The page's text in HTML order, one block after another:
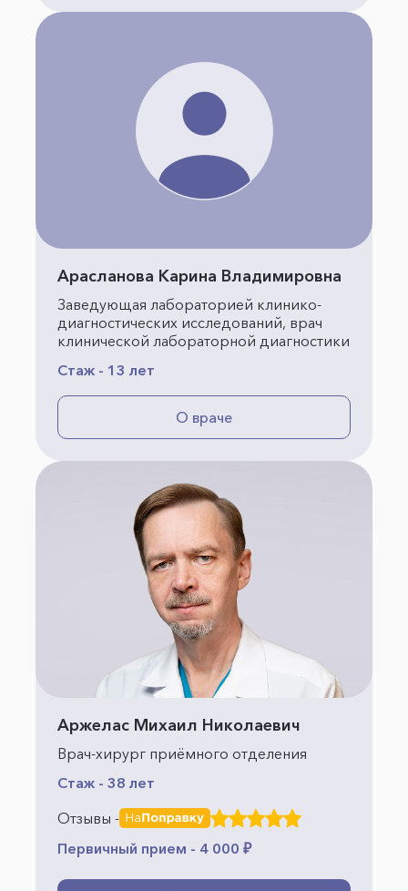
Арасланова Карина Владимировна
Заведующая лабораторией клинико-
диагностических исследований, врач
клинической лабораторной диагностики
Стаж - 13 лет
О враче
Аржелас Михаил Николаевич
Врач-хирург приёмного отделения
Стаж - 38 лет
Отзывы -
Первичный прием - 4 000 ₽